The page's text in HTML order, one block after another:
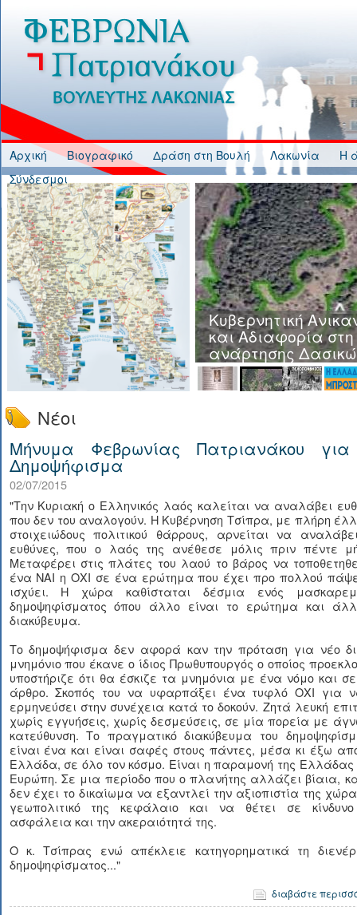
Αρχική Βιογραφικό Δράση στη Βουλή Λακωνία
Η
Σύνδεσμοι
Κυβερνητική
και Αδιαφορία
ανάρτησης
Νέοι
Μήνυμα Φεβρωνίας Πατριανάκου
Δημοψήφισμα
02/07/2015
"Την Κυριακή ο Ελληνικός λαός καλείται να αναλάβει
που δεν του αναλογούν. Η Κυβέρνηση Τσίπρα, με πλήρη
στοιχειώδους πολιτικού θάρρους, αρνείται να
ευθύνες, που ο λαός της ανέθεσε μόλις πριν πέντε
Μεταφέρει στις πλάτες του λαού το βάρος να
ένα ΝΑΙ η ΟΧΙ σε ένα ερώτημα που έχει προ πολλού
ισχύει. Η χώρα καθίσταται δέσμια ενός
δημοψηφίσματος όπου άλλο είναι το ερώτημα και
διακύβευμα.
Το δημοψήφισμα δεν αφορά καν την πρόταση για νέο
μνημόνιο που έκανε ο ίδιος Πρωθυπουργός ο οποίος
υποστήριζε ότι θα έσκιζε τα μνημόνια με ένα νόμο και
άρθρο. Σκοπός του να υφαρπάξει ένα τυφλό ΟΧΙ για
ερμηνεύσει στην συνέχεια κατά το δοκούν. Ζητά λευκή
χωρίς εγγυήσεις, χωρίς δεσμεύσεις, σε μία πορεία με
κατεύθυνση. Το πραγματικό διακύβευμα του
είναι ένα και είναι σαφές στους πάντες, μέσα κι έξω
Ελλάδα, σε όλο τον κόσμο. Είναι η παραμονή της Ελλάδας
Ευρώπη. Σε μια περίοδο που ο πλανήτης αλλάζει βίαια,
δεν έχει το δικαίωμα να εξαντλεί την αξιοπιστία της
γεωπολιτικό της κεφάλαιο και να θέτει σε
ασφάλεια και την ακεραιότητά της.
Ο κ. Τσίπρας ενώ απέκλειε κατηγορηματικά τη
δημοψηφίσματος..."
διαβάστε